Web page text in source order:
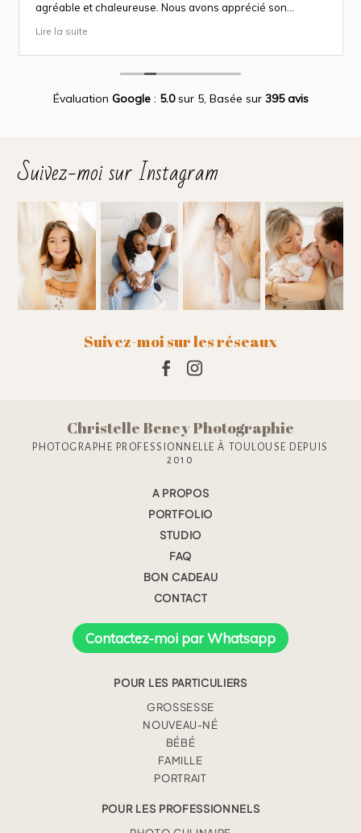
agréable et chaleureuse. Nous avons apprécié son
(grossesse et naissance). Ce fut une expérience des plus
Encore merci infiniment.
Lire la suite
Évaluation Google: 5.0sur 5, Basée sur 395 avis
Suivez-moi sur Instagram
Suivez-moi sur les réseaux
Christelle Beney Photographie
PHOTOGRAPHE PROFESSIONNELLE À TOULOUSE DEPUIS
2010
A PROPOS
PORTFOLIO
STUDIO
FAQ
BON CADEAU
CONTACT
Contactez-moi par Whatsapp
POUR LES PARTICULIERS
GROSSESSE
NOUVEAU-NÉ
BÉBÉ
FAMILLE
PORTRAIT
POUR LES PROFESSIONNELS